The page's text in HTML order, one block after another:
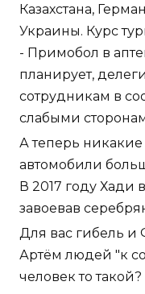
Казахстана,
Украины. Курс
- Примобол в
планирует,
сотрудникам в
слабыми
А теперь
автомобили
В 2017 году Хади
завоевав
Для вас гибель
Артём людей "к
человек то такой?